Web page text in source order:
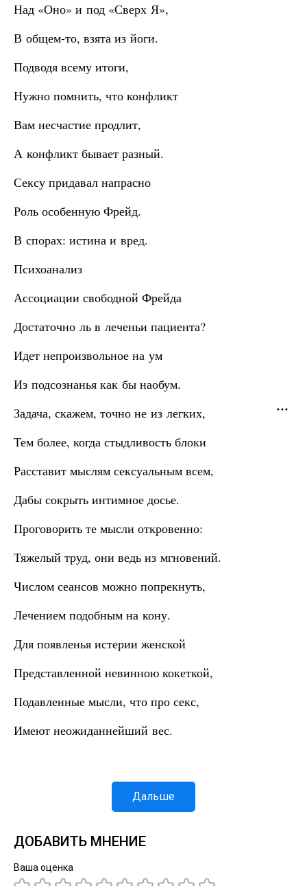
Над «Оно» и под «Сверх Я»,
В общем-то, взята из йоги.
Подводя всему итоги,
Нужно помнить, что конфликт
Вам несчастие продлит,
А конфликт бывает разный.
Сексу придавал напрасно
Роль особенную Фрейд.
В спорах: истина и вред.
Психоанализ
Ассоциации свободной Фрейда
Достаточно ль в леченьи пациента?
Идет непроизвольное на ум
Из подсознанья как бы наобум.
Задача, скажем, точно не из легких,
Тем более, когда стыдливость блоки
Расставит мыслям сексуальным всем,
Дабы сокрыть интимное досье.
Проговорить те мысли откровенно:
Тяжелый труд, они ведь из мгновений.
Числом сеансов можно попрекнуть,
Лечением подобным на кону.
Для появленья истерии женской
Представленной невинною кокеткой,
Подавленные мысли, что про секс,
Имеют неожиданнейший вес.
Дальше
ДОБАВИТЬ МНЕНИЕ
Ваша оценка